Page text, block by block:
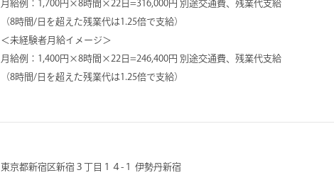
月給例：1,700円×8時間×22日=316,000円 別途交通費、残業代支給
（8時間/日を超えた残業代は1.25倍で支給）
＜未経験者月給イメージ＞
月給例：1,400円×8時間×22日=246,400円 別途交通費、残業代支給
（8時間/日を超えた残業代は1.25倍で支給）
東京都新宿区新宿３丁目１４-１ 伊勢丹新宿